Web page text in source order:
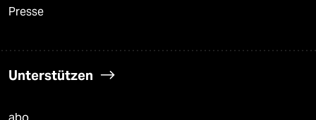
Presse
Unterstützen
abo